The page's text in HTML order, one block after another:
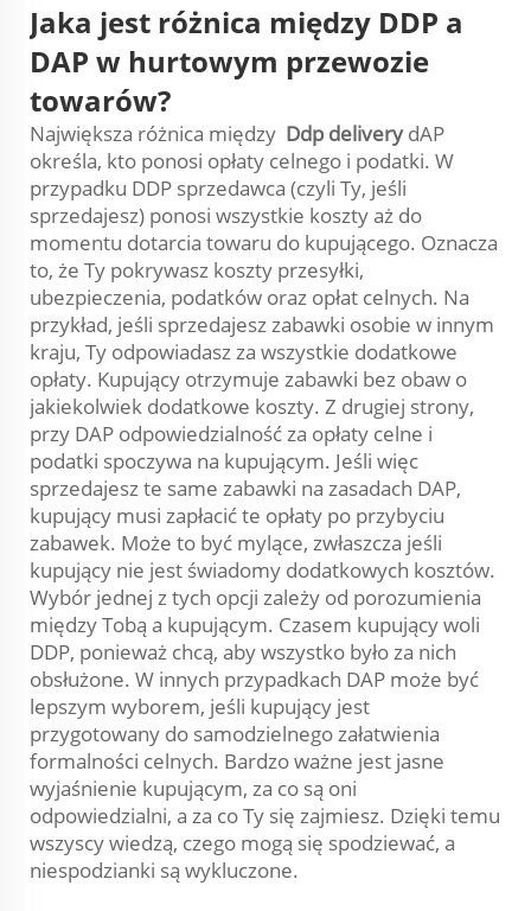
Jaka jest różnica między DDP a
DAP w hurtowym przewozie
towarów?
Największa różnica między Ddp deliverydAP
określa, kto ponosi opłaty celnego i podatki. W
przypadku DDP sprzedawca (czyli Ty, jeśli
sprzedajesz) ponosi wszystkie koszty aż do
momentu dotarcia towaru do kupującego. Oznacza
to, że Ty pokrywasz koszty przesyłki,
ubezpieczenia, podatków oraz opłat celnych. Na
przykład, jeśli sprzedajesz zabawki osobie w innym
kraju, Ty odpowiadasz za wszystkie dodatkowe
opłaty. Kupujący otrzymuje zabawki bez obaw o
jakiekolwiek dodatkowe koszty. Z drugiej strony,
przy DAP odpowiedzialność za opłaty celne i
podatki spoczywa na kupującym. Jeśli więc
sprzedajesz te same zabawki na zasadach DAP,
kupujący musi zapłacić te opłaty po przybyciu
zabawek. Może to być mylące, zwłaszcza jeśli
kupujący nie jest świadomy dodatkowych kosztów.
Wybór jednej z tych opcji zależy od porozumienia
między Tobą a kupującym. Czasem kupujący woli
DDP, ponieważ chcą, aby wszystko było za nich
obsłużone. W innych przypadkach DAP może być
lepszym wyborem, jeśli kupujący jest
przygotowany do samodzielnego załatwienia
formalności celnych. Bardzo ważne jest jasne
wyjaśnienie kupującym, za co są oni
odpowiedzialni, a za co Ty się zajmiesz. Dzięki temu
wszyscy wiedzą, czego mogą się spodziewać, a
niespodzianki są wykluczone.